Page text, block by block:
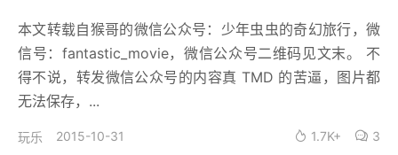
本文转载自猴哥的微信公众号：少年虫虫的奇幻旅行，微
信号：fantastic_movie，微信公众号二维码见文末。 不
得不说，转发微信公众号的内容真 TMD 的苦逼，图片都
无法保存，...
玩乐 2015-10-31 1.7K+ 3